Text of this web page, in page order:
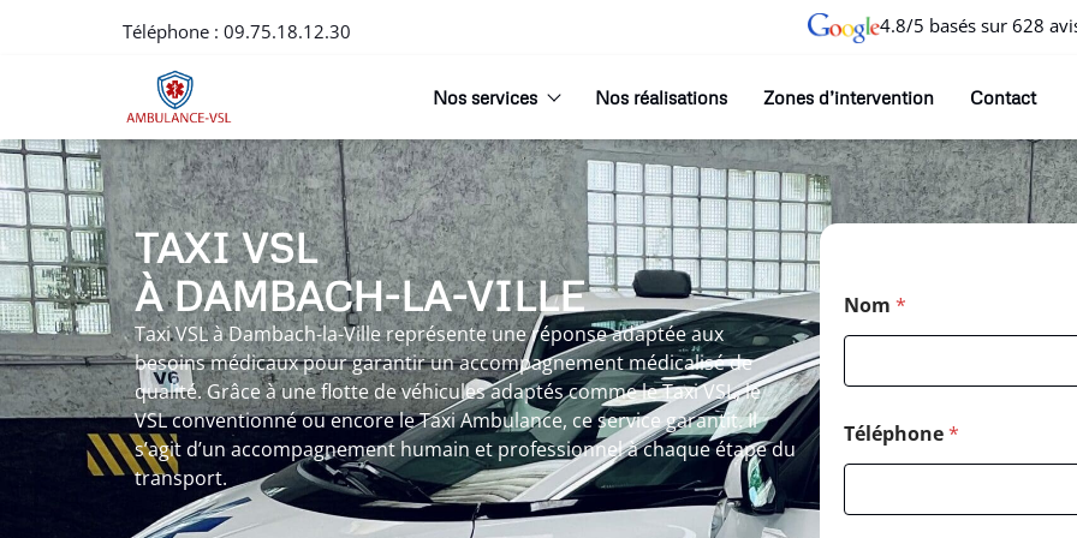
Téléphone : 09.75.18.12.30 4.8/5 basés sur 628
Nos services Nos réalisations Zones d’intervention Contact
TAXI VSL
À DAMBACH-LA-VILLE
Taxi VSL à Dambach-la-Ville représente une réponse adaptée aux
besoins médicaux pour garantir un accompagnement médicalisé de
qualité. Grâce à une flotte de véhicules adaptés comme le Taxi VSL, le
VSL conventionné ou encore le Taxi Ambulance, ce service garantit. Il
s’agit d’un accompagnement humain et professionnel à chaque étape du
transport.
Nom *
Téléphone*